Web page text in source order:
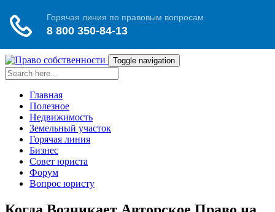
Toggle navigation
Главная
Полезное
Недвижимость
Земельный участок
Горячая линия
Бизнес
Совет юриста
Форум
Вопрос юристу